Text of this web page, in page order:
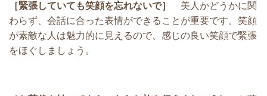
［緊張していても笑顔を忘れないで］ 美人かどうかに関
わらず、会話に合った表情ができることが重要です。笑顔
が素敵な人は魅力的に見えるので、感じの良い笑顔で緊張
をほぐしましょう。